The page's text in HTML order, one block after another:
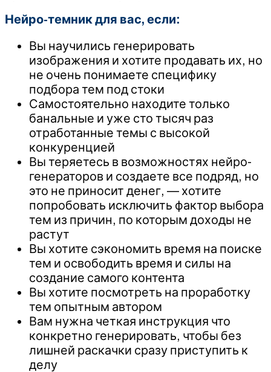
Нейро-темник для вас, если:
Вы научились генерировать
изображения и хотите продавать их, но
не очень понимаете специфику
подбора тем под стоки
Самостоятельно находите только
банальные и уже сто тысяч раз
отработанные темы с высокой
конкуренцией
Вы теряетесь в возможностях нейро-
генераторов и создаете все подряд, но
это не приносит денег, — хотите
попробовать исключить фактор выбора
тем из причин, по которым доходы не
растут
Вы хотите сэкономить время на поиске
тем и освободить время и силы на
создание самого контента
Вы хотите посмотреть на проработку
тем опытным автором
Вам нужна четкая инструкция что
конкретно генерировать, чтобы без
лишней раскачки сразу приступить к
делу